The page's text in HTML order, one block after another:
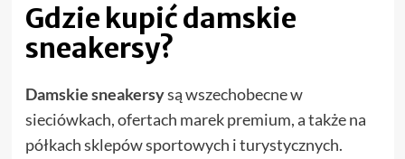
Gdzie kupić damskie
sneakersy?
Damskie sneakersysą wszechobecne w
sieciówkach, ofertach marek premium, a także na
półkach sklepów sportowych i turystycznych.